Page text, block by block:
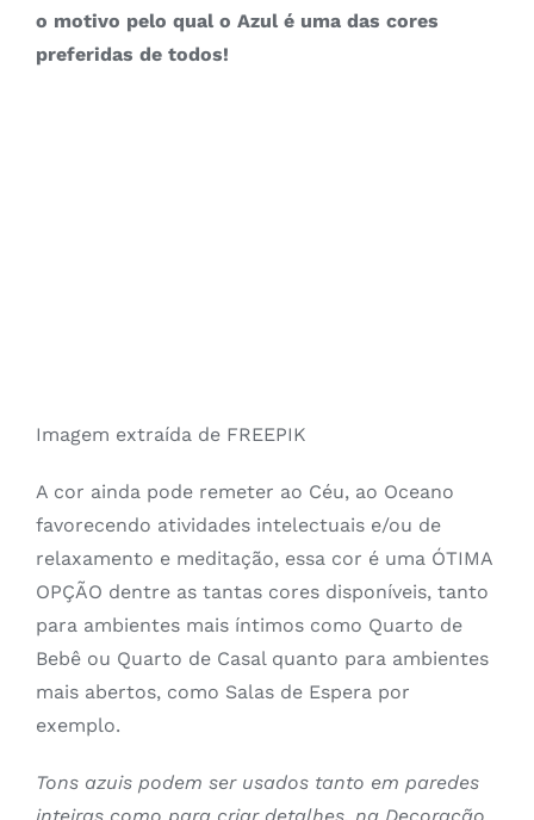
o motivo pelo qual o Azul é uma das cores
preferidas de todos!
Imagem extraída de FREEPIK
A cor ainda pode remeter ao Céu, ao Oceano
favorecendo atividades intelectuais e/ou de
relaxamento e meditação, essa cor é uma ÓTIMA
OPÇÃO dentre as tantas cores disponíveis, tanto
para ambientes mais íntimos como Quarto de
Bebê ou Quarto de Casal quanto para ambientes
mais abertos, como Salas de Espera por
exemplo.
Tons azuis podem ser usados tanto em paredes